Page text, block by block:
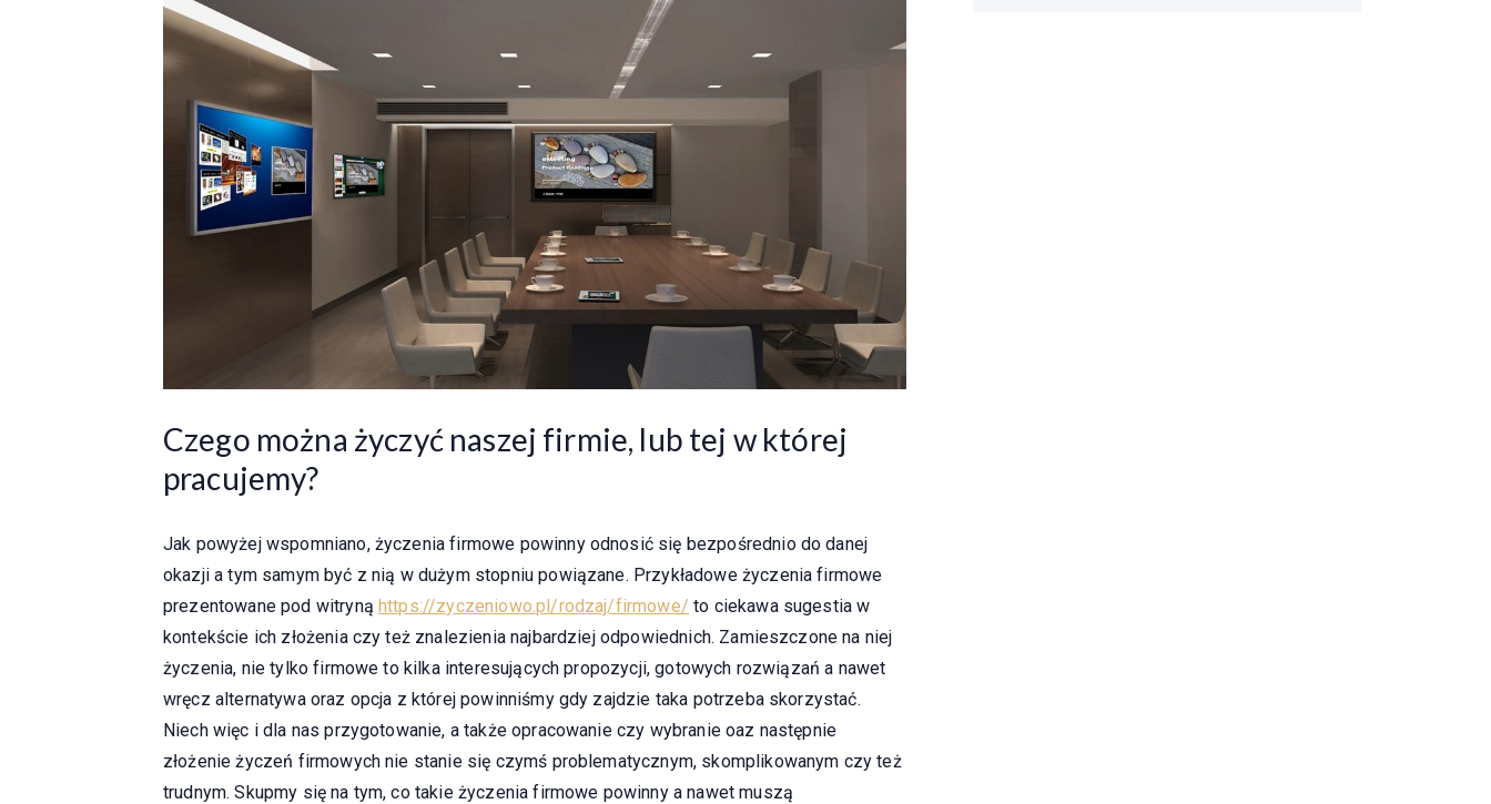
Czego można życzyć naszej firmie, lub tej w której
pracujemy?
Jak powyżej wspomniano, życzenia firmowe powinny odnosić się bezpośrednio do danej
okazji a tym samym być z nią w dużym stopniu powiązane. Przykładowe życzenia firmowe
prezentowane pod witrynąhttps://zyczeniowo.pl/rodzaj/firmowe/ to ciekawa sugestia w
kontekście ich złożenia czy też znalezienia najbardziej odpowiednich. Zamieszczone na niej
życzenia, nie tylko firmowe to kilka interesujących propozycji, gotowych rozwiązań a nawet
wręcz alternatywa oraz opcja z której powinniśmy gdy zajdzie taka potrzeba skorzystać.
Niech więc i dla nas przygotowanie, a także opracowanie czy wybranie oaz następnie
złożenie życzeń firmowych nie stanie się czymś problematycznym, skomplikowanym czy też
trudnym. Skupmy się na tym, co takie życzenia firmowe powinny a nawet muszą